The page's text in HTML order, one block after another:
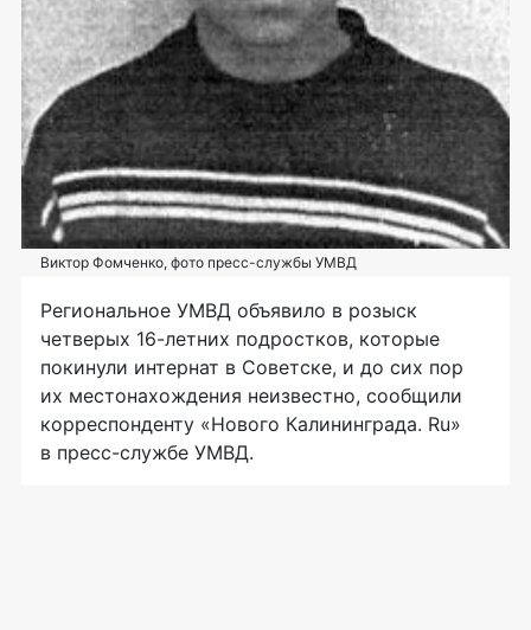
Виктор Фомченко, фото пресс-службы УМВД
Региональное УМВД объявило в розыск
четверых 16-летних подростков, которые
покинули интернат в Советске, и до сих пор
их местонахождения неизвестно, сообщили
корреспонденту «Нового Калининграда. Ru»
в пресс-службе УМВД.